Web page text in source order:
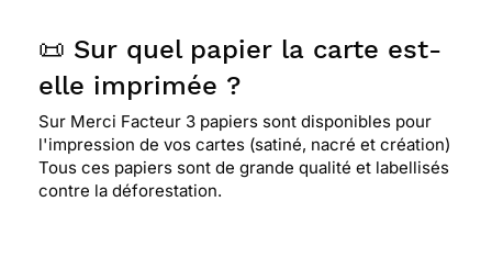
📜 Sur quel papier la carte est-
elle imprimée ?
Sur Merci Facteur 3 papiers sont disponibles pour
l'impression de vos cartes (satiné, nacré et création)
Tous ces papiers sont de grande qualité et labellisés
contre la déforestation.